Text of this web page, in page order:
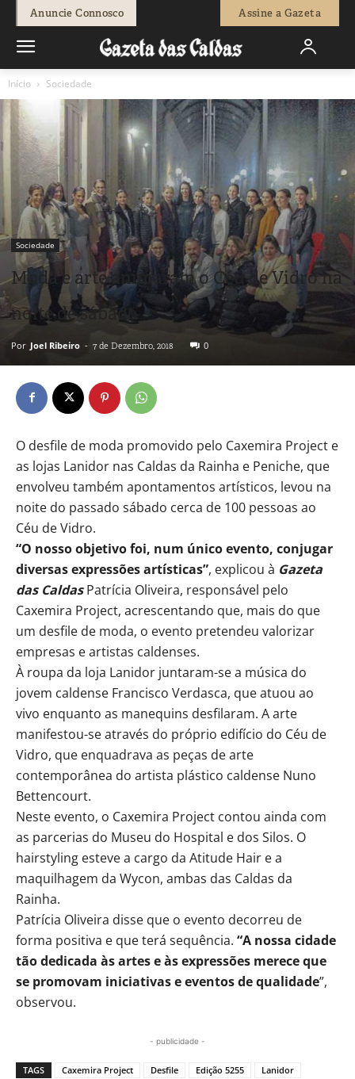
Anuncie Connosco Assine a Gazeta
Início Sociedade
Sociedade
Moda e arte animaram o Céu de Vidro na
noite de sábado
Por Joel Ribeiro - 7 de Dezembro, 2018 0
O desfile de moda promovido pelo Caxemira Project e
as lojas Lanidor nas Caldas da Rainha e Peniche, que
envolveu também apontamentos artísticos, levou na
noite do passado sábado cerca de 100 pessoas ao
Céu de Vidro.
“O nosso objetivo foi, num único evento, conjugar
diversas expressões artísticas”, explicou à Gazeta
das CaldasPatrícia Oliveira, responsável pelo
Caxemira Project, acrescentando que, mais do que
um desfile de moda, o evento pretendeu valorizar
empresas e artistas caldenses.
À roupa da loja Lanidor juntaram-se a música do
jovem caldense Francisco Verdasca, que atuou ao
vivo enquanto as manequins desfilaram. A arte
manifestou-se através do próprio edifício do Céu de
Vidro, que enquadrava as peças de arte
contemporânea do artista plástico caldense Nuno
Bettencourt.
Neste evento, o Caxemira Project contou ainda com
as parcerias do Museu do Hospital e dos Silos. O
hairstyling esteve a cargo da Atitude Hair e a
maquilhagem da Wycon, ambas das Caldas da
Rainha.
Patrícia Oliveira disse que o evento decorreu de
forma positiva e que terá sequência. “A nossa cidade
tão dedicada às artes e às expressões merece que
se promovam iniciativas e eventos de qualidade”,
observou.
- publicidade -
TAGS Caxemira Project Desfile Edição 5255
Lanidor